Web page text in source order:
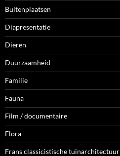
Buitenplaatsen
Diapresentatie
Dieren
Duurzaamheid
Familie
Fauna
Film / documentaire
Flora
Frans classicistische tuinarchitectuur